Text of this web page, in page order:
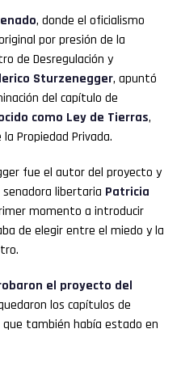
, donde el oficialismo
por presión de la
de Desregulación y
Sturzenegger, apuntó
del capítulo de
como Ley de Tierras,
Propiedad Privada.
fue el autor del proyecto y
libertaria Patricia
momento a introducir
de elegir entre el miedo y la
el proyecto del
los capítulos de
que también había estado en